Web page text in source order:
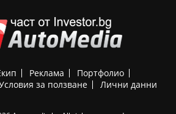
Реклама
Портфолио
за ползване Лични данни